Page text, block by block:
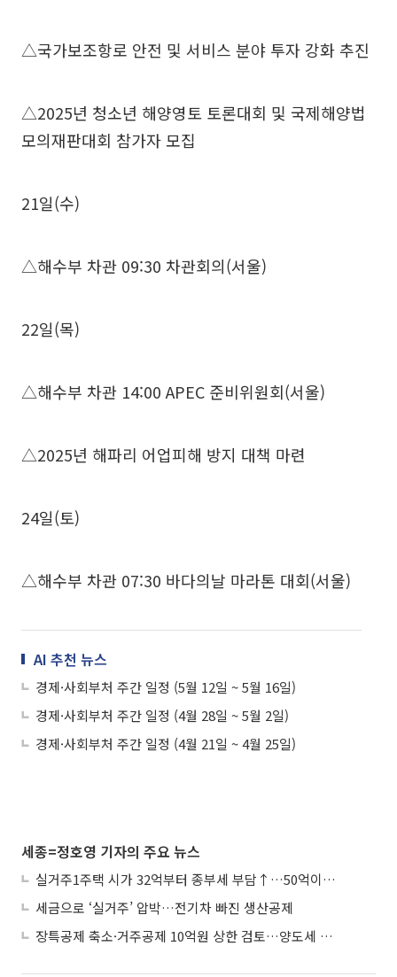
△국가보조항로 안전 및 서비스 분야 투자 강화 추진
△2025년 청소년 해양영토 토론대회 및 국제해양법
모의재판대회 참가자 모집
21일(수)
△해수부 차관 09:30 차관회의(서울)
22일(목)
△해수부 차관 14:00 APEC 준비위원회(서울)
△2025년 해파리 어업피해 방지 대책 마련
24일(토)
△해수부 차관 07:30 바다의날 마라톤 대회(서울)
AI 추천 뉴스
경제·사회부처 주간 일정 (5월 12일 ~ 5월 16일)
경제·사회부처 주간 일정 (4월 28일 ~ 5월 2일)
경제·사회부처 주간 일정 (4월 21일 ~ 4월 25일)
세종=정호영 기자의 주요 뉴스
실거주1주택 시가 32억부터 종부세 부담↑…50억이면 454→979만원
세금으로 ‘실거주’ 압박…전기차 빠진 생산공제
장특공제 축소·거주공제 10억원 상한 검토…양도세 실거주 중심 개편